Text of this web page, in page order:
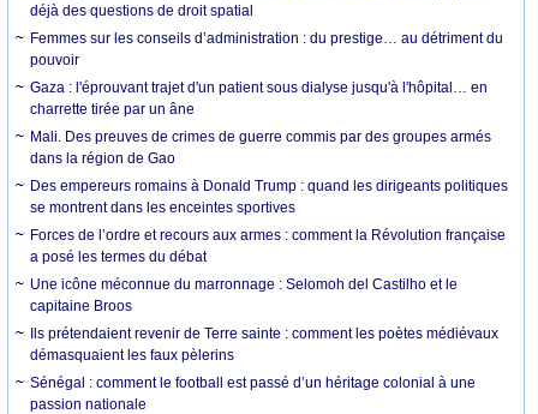
déjà des questions de droit spatial
Femmes sur les conseils d’administration : du prestige… au détriment du
pouvoir
Gaza : l'éprouvant trajet d'un patient sous dialyse jusqu'à l'hôpital… en
charrette tirée par un âne
Mali. Des preuves de crimes de guerre commis par des groupes armés
dans la région de Gao
Des empereurs romains à Donald Trump : quand les dirigeants politiques
se montrent dans les enceintes sportives
Forces de l’ordre et recours aux armes : comment la Révolution française
a posé les termes du débat
Une icône méconnue du marronnage : Selomoh del Castilho et le
capitaine Broos
Ils prétendaient revenir de Terre sainte : comment les poètes médiévaux
démasquaient les faux pèlerins
Sénégal : comment le football est passé d’un héritage colonial à une
passion nationale